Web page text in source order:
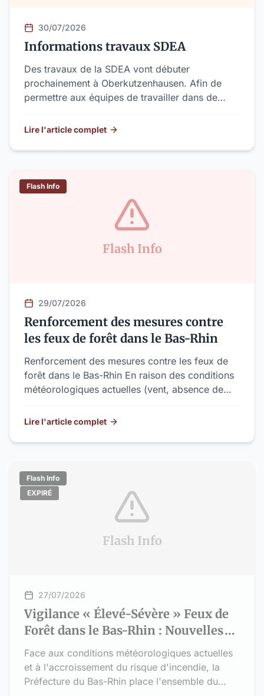
30/07/2026
Informations travaux SDEA
Des travaux de la SDEA vont débuter
prochainement à Oberkutzenhausen. Afin de
permettre aux équipes de travailler dans de
tout le monde, une déviation sera mise en place
Lire l'article complet
Flash Info
Flash Info
29/07/2026
Renforcement des mesures contre
les feux de forêt dans le Bas-Rhin
Renforcement des mesures contre les feux de
forêt dans le Bas-Rhin En raison des conditions
météorologiques actuelles (vent, absence de
place l'ensemble du département en niveau de
29 juillet 2026.
Lire l'article complet
Flash Info
Flash Info
EXPIRÉ
27/07/2026
Vigilance « Élevé-Sévère » Feux de
Forêt dans le Bas-Rhin : Nouvelles
interdictions à partir du 26 juillet
2026
Face aux conditions météorologiques actuelles
et à l'accroissement du risque d'incendie, la
Préfecture du Bas-Rhin place l'ensemble du